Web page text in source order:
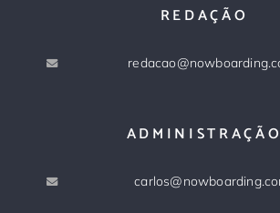
REDAÇÃO
ADMINISTRAÇÃO